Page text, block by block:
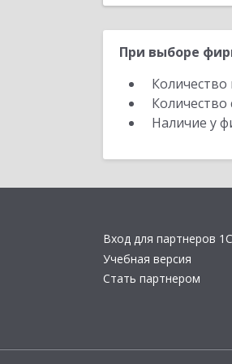
При выборе
Наличие у
Вход для партнеров 1С
Учебная версия
Стать партнером